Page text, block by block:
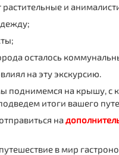
и
осталось
на эту экскурсию.
поднимемся на крышу, с
итоги вашего
на
в мир